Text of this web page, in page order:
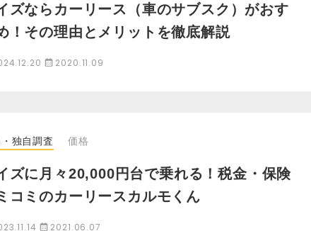
ズならカーリース（車のサブスク）がおす
！その理由とメリットを徹底解説
2020.11.09
独自調査 価格
ズに月々20,000円台で乗れる！税金・保険
コミのカーリースカルモくん
2021.06.07